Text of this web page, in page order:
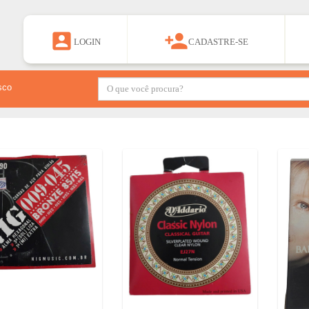
 LOGIN CADASTRE-SE